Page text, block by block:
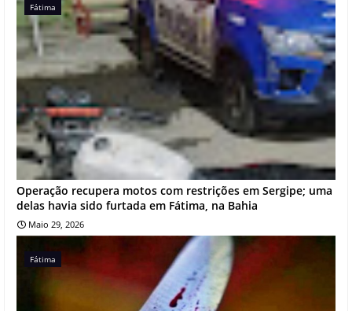
Fátima
Operação recupera motos com restrições em Sergipe; uma
delas havia sido furtada em Fátima, na Bahia
Maio 29, 2026
Fátima